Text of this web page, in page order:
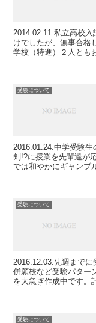
2014.02.11.私立高校
けでしたが、無事合格
学校（特進）２人とも
受験について
2016.01.24.中学受験
剣!?に授業を先輩達が
では和やかにギャン
受験について
2016.12.03.先週まで
併願校など受験パター
を大急ぎ作成中です。
受験について